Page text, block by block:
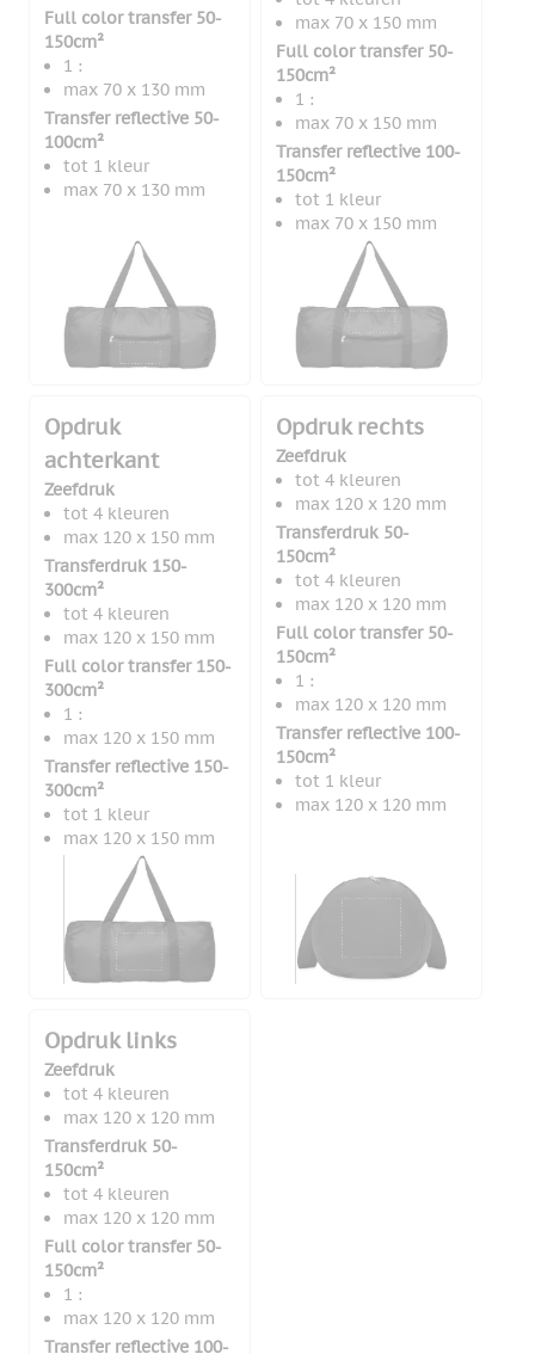
Full color transfer 50-
150cm²
1 :
max 70 x 130 mm
Transfer reflective 50-
100cm²
tot 1 kleur
max 70 x 130 mm
max 70 x 150 mm
Full color transfer 50-
150cm²
1 :
max 70 x 150 mm
Transfer reflective 100-
150cm²
tot 1 kleur
max 70 x 150 mm
Opdruk
achterkant
Zeefdruk
tot 4 kleuren
max 120 x 150 mm
Transferdruk 150-
300cm²
tot 4 kleuren
max 120 x 150 mm
Full color transfer 150-
300cm²
1 :
max 120 x 150 mm
Transfer reflective 150-
300cm²
tot 1 kleur
max 120 x 150 mm
Opdruk rechts
Zeefdruk
tot 4 kleuren
max 120 x 120 mm
Transferdruk 50-
150cm²
tot 4 kleuren
max 120 x 120 mm
Full color transfer 50-
150cm²
1 :
max 120 x 120 mm
Transfer reflective 100-
150cm²
tot 1 kleur
max 120 x 120 mm
Opdruk links
Zeefdruk
tot 4 kleuren
max 120 x 120 mm
Transferdruk 50-
150cm²
tot 4 kleuren
max 120 x 120 mm
Full color transfer 50-
150cm²
1 :
max 120 x 120 mm
Transfer reflective 100-